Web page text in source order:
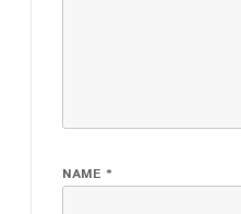
NAME *